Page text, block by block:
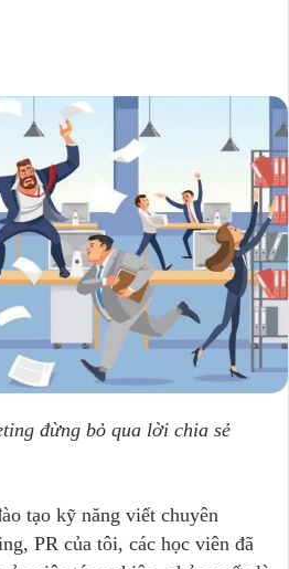
đừng bỏ qua lời chia sẻ
tạo kỹ năng viết chuyên
PR của tôi, các học viên đã